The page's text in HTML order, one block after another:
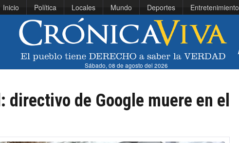
Inicio Política Locales Mundo Deportes Entretenimiento
Sábado, 08 de agosto del 2026
directivo de Google muere en el